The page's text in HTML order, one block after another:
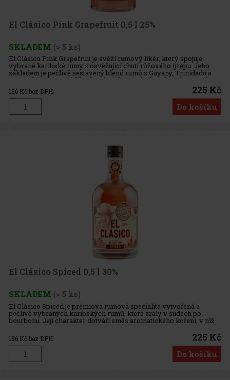
El Clásico Pink Grapefruit 0,5 l 25%
SKLADEM (> 5 ks)
El Clásico Pink Grapefruit je svěží rumový likér, který spojuje
vybrané karibské rumy s osvěžující chutí růžového grepu. Jeho
základem je pečlivě sestavený blend rumů z Guyany, Trinidadu a
Dominikánské republiky, které zrály v sudech po bourbonu. Výs
186 Kč bez DPH 225 Kč
Do košíku
El Clásico Spiced 0,5 l 30%
SKLADEM (> 5 ks)
El Clásico Spiced je prémiová rumová specialita vytvořená z
pečlivě vybraných karibských rumů, které zrály v sudech po
bourbonu. Její charakter dotváří směs aromatického koření, v níž
dominuje sladká vanilka. Výsledkem je jemný, harmonický a
příjemně
186 Kč bez DPH 225 Kč
Do košíku